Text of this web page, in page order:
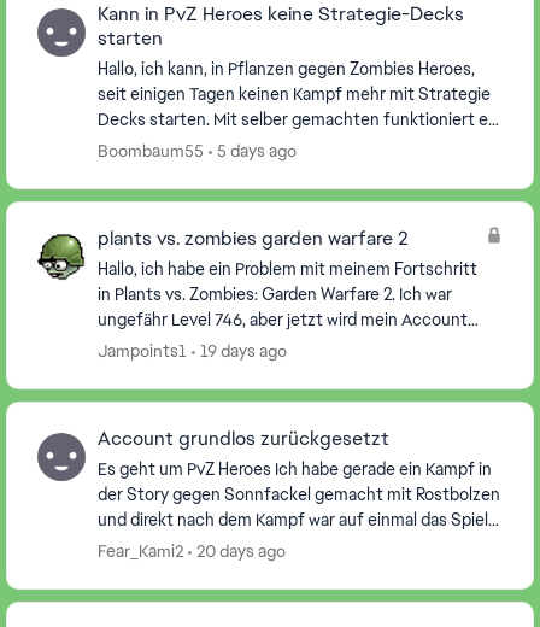
Kann in PvZ Heroes keine Strategie-Decks
starten
Hallo, ich kann, in Pflanzen gegen Zombies Heroes,
seit einigen Tagen keinen Kampf mehr mit Strategie
Decks starten. Mit selber gemachten funktioniert es,
aber wenn ich ein Strategie Deck auswähle un...
Boombaum55 5 days ago
plants vs. zombies garden warfare 2
Hallo, ich habe ein Problem mit meinem Fortschritt
in Plants vs. Zombies: Garden Warfare 2. Ich war
ungefähr Level 746, aber jetzt wird mein Account
plötzlich als Level 5455 angezeigt. Außerdem hab...
Jampoints1 19 days ago
Account grundlos zurückgesetzt
Es geht um PvZ Heroes Ich habe gerade ein Kampf in
der Story gegen Sonnfackel gemacht mit Rostbolzen
und direkt nach dem Kampf war auf einmal das Spiel
zurückgesetzt, Ich habe neustarten des Spiels...
Fear_Kami2 20 days ago